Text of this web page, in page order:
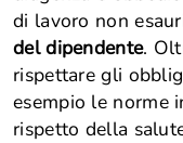
di lavoro non
del dipendente.
rispettare gli
esempio le norme
rispetto della